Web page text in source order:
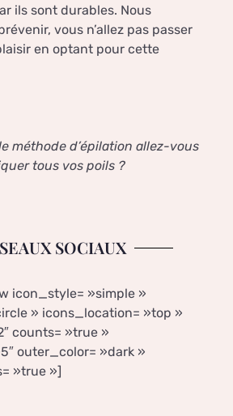
ils sont durables. Nous
vous n’allez pas passer
en optant pour cette
méthode d’épilation allez-vous
tous vos poils ?
SOCIAUX
icon_style= »simple »
» icons_location= »top »
counts= »true »
outer_color= »dark »
»true »]